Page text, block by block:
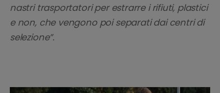
nastri trasportatori per estrarre i rifiuti, plastici
e non, che vengono poi separati dai centri di
selezione”.